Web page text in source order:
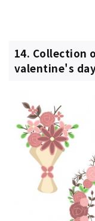
14. Collection
valentine's